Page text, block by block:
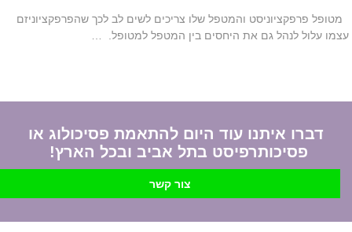
מטופל פרפקציוניסט והמטפל שלו צריכים לשים לב לכך שהפרפקציוניזם
עצמו עלול לנהל גם את היחסים בין המטפל למטופל. …
דברו איתנו עוד היום להתאמת פסיכולוג או
פסיכותרפיסט בתל אביב ובכל הארץ!
צור קשר